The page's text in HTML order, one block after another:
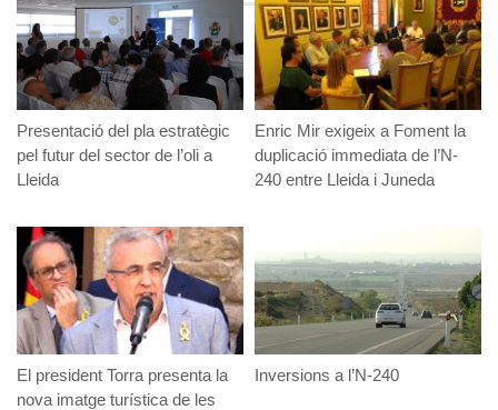
Presentació del pla estratègic
pel futur del sector de l’oli a
Lleida
Enric Mir exigeix a Foment la
duplicació immediata de l’N-
240 entre Lleida i Juneda
El president Torra presenta la
nova imatge turística de les
Inversions a l’N-240